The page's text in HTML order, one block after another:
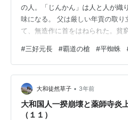
の人。「じんかん」は人と人が織
味になる。 父は厳しい年貢の取り
て、無造作に首をはねられた。貧
兵衛と弟の甚助は追い剥ぎの集団
頭である多聞丸は「いつか自分の
周囲に打ち明けるが、追い剥ぎの
奪われ、九兵衛と甚助、そして少
た。 ３人は付近の本山寺に救わ
て、ささやかな作務をしながら、
#三好元長 #覇道の槍 #平蜘蛛
大和徒然草子 • 3年前
大和国人一揆崩壊と薬師寺炎
（１１）